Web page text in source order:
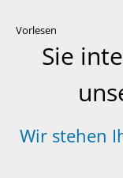
Vorlesen
Sie
Wir stehen